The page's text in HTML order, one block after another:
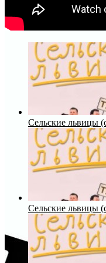
Сельские львицы
Сельские львицы